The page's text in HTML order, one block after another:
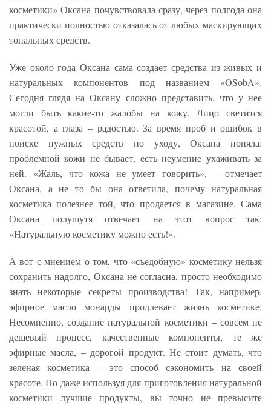
косметики» Оксана почувствовала сразу, через полгода она
практически полностью отказалась от любых маскирующих
тональных средств.
Уже около года Оксана сама создает средства из живых и
натуральных компонентов под названием «OSobA».
Сегодня глядя на Оксану сложно представить, что у нее
могли быть какие-то жалобы на кожу. Лицо светится
красотой, а глаза – радостью. За время проб и ошибок в
поиске нужных средств по уходу, Оксана поняла:
проблемной кожи не бывает, есть неумение ухаживать за
ней. «Жаль, что кожа не умеет говорить», – отмечает
Оксана, а не то бы она ответила, почему натуральная
косметика полезнее той, что продается в магазине. Сама
Оксана полушутя отвечает на этот вопрос так:
«Натуральную косметику можно есть!».
А вот с мнением о том, что «съедобную» косметику нельзя
сохранить надолго, Оксана не согласна, просто необходимо
знать некоторые секреты производства! Так, например,
эфирное масло монарды продлевает жизнь косметике.
Несомненно, создание натуральной косметики – совсем не
дешевый процесс, качественные компоненты, те же
эфирные масла, – дорогой продукт. Не стоит думать, что
зеленая косметика – это способ сэкономить на своей
красоте. Но даже используя для приготовления натуральной
косметики лучшие продукты, вы точно не превысите